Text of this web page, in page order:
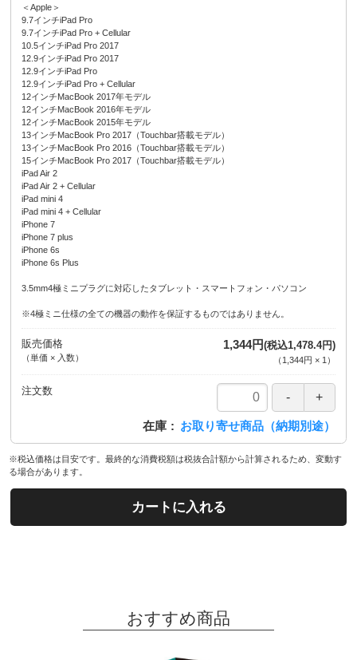
＜Apple＞
9.7インチiPad Pro
9.7インチiPad Pro + Cellular
10.5インチiPad Pro 2017
12.9インチiPad Pro 2017
12.9インチiPad Pro
12.9インチiPad Pro + Cellular
12インチMacBook 2017年モデル
12インチMacBook 2016年モデル
12インチMacBook 2015年モデル
13インチMacBook Pro 2017（Touchbar搭載モデル）
13インチMacBook Pro 2016（Touchbar搭載モデル）
15インチMacBook Pro 2017（Touchbar搭載モデル）
iPad Air 2
iPad Air 2 + Cellular
iPad mini 4
iPad mini 4 + Cellular
iPhone 7
iPhone 7 plus
iPhone 6s
iPhone 6s Plus
3.5mm4極ミニプラグに対応したタブレット・スマートフォン・パソコン
※4極ミニ仕様の全ての機器の動作を保証するものではありません。
販売価格
（単価 × 入数）
1,344円(税込1,478.4円)
（ 1,344円 × 1 ）
注文数
在庫 お取り寄せ商品（納期別途）
※税込価格は目安です。最終的な消費税額は税抜合計額から計算されるため、変動す
る場合があります。
カートに入れる
おすすめ商品